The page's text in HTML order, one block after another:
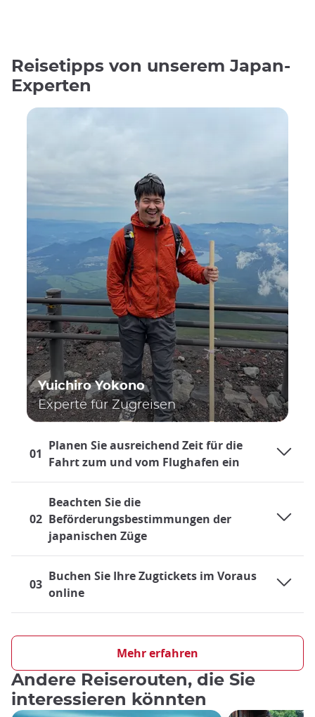
Reisetipps von unserem Japan-
Experten
01
Planen Sie ausreichend Zeit für die
Fahrt zum und vom Flughafen ein
02
Beachten Sie die
Beförderungsbestimmungen der
japanischen Züge
03
Buchen Sie Ihre Zugtickets im Voraus
online
Yuichiro Yokono
Experte für Zugreisen
Das Eisenbahnsystem Japans ist äußerst pünktlich und sehr
umfassend ausgebaut. Daher stellt der Zug ein äußerst
praktisches Verkehrsmittel dar, sowohl für den Nahverkehr
als auch für die Durchquerung des Landes, sodass sowohl
Einheimische als auch Touristen nahezu täglich mit dem Zug
Mehr erfahren
Andere Reiserouten, die Sie
interessieren könnten